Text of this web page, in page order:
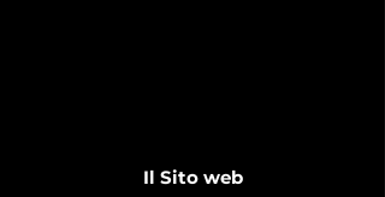
Il Sito web